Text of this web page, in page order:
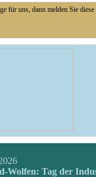
für uns, dann melden Sie
den Betrieb eingestellt +++
Wolfen: Tag der